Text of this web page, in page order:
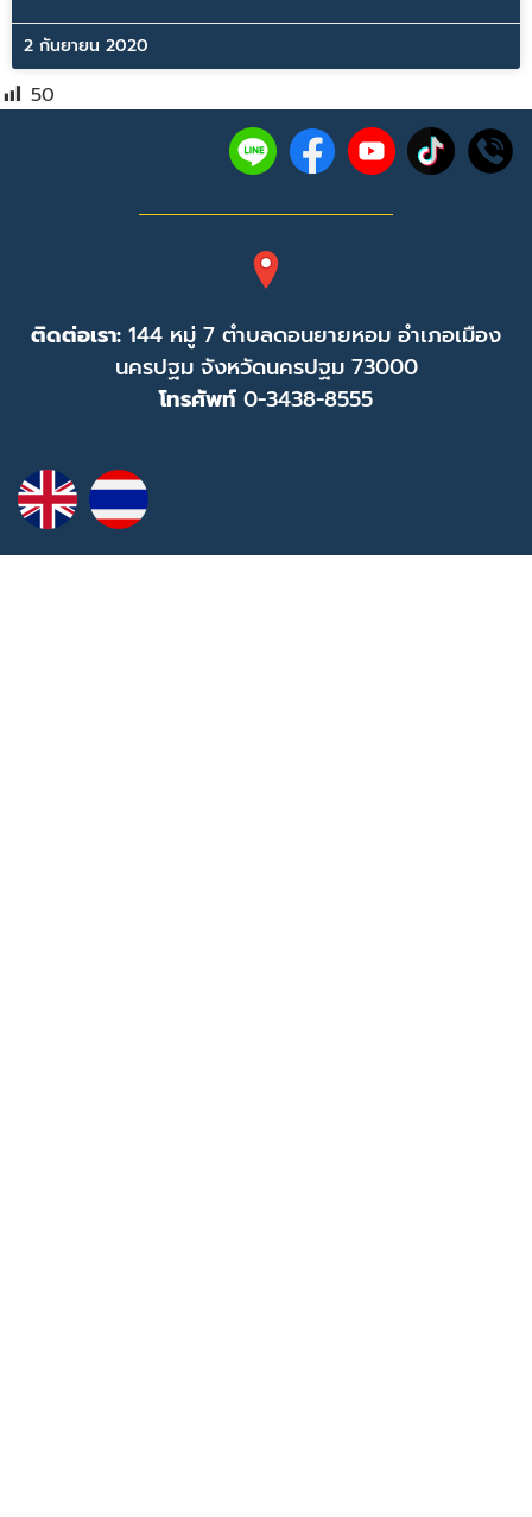
2 กันยายน 2020
50
ติดต่อเรา: 144 หมู่ 7 ตำบลดอนยายหอม อำเภอเมือง
นครปฐม จังหวัดนครปฐม 73000
โทรศัพท์ 0-3438-8555